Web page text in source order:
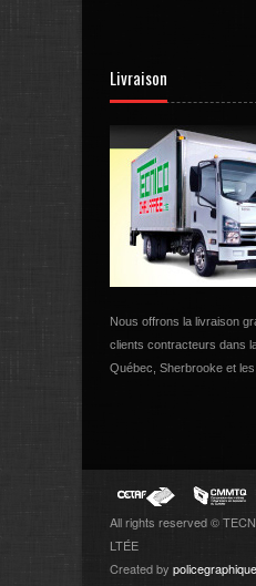
Livraison
Nous offrons la livraison
clients contracteurs dans
Québec, Sherbrooke et les
All rights reserved ©
LTÉE
Created by